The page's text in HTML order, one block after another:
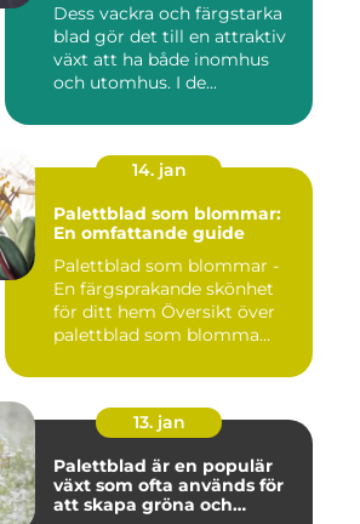
Dess vackra och färgstarka
blad gör det till en attraktiv
växt att ha både inomhus
och utomhus. I de...
14. jan
Palettblad som blommar:
En omfattande guide
Palettblad som blommar -
En färgsprakande skönhet
för ditt hem Översikt över
palettblad som blomma...
13. jan
Palettblad är en populär
växt som ofta används för
att skapa gröna och